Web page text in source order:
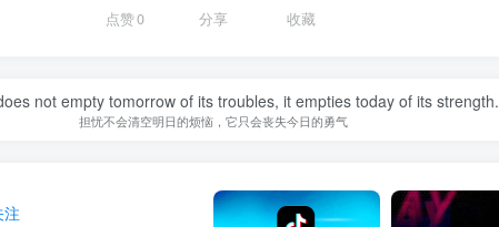
点赞0 分享 收藏
not empty tomorrow of its troubles, it empties today of its strength.
担忧不会清空明日的烦恼，它只会丧失今日的勇气
注